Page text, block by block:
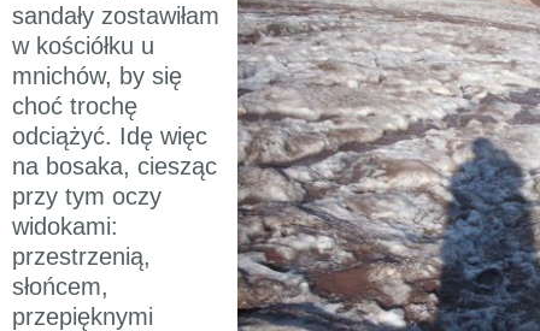
sandały zostawiłam
w kościółku u
mnichów, by się
choć trochę
odciążyć. Idę więc
na bosaka, ciesząc
przy tym oczy
widokami:
przestrzenią,
słońcem,
przepięknymi